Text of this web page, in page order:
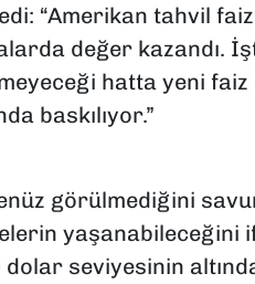
“Amerikan tahvil
değer kazandı.
hatta yeni faiz
baskılıyor.”
görülmediğini
yaşanabileceğini
seviyesinin